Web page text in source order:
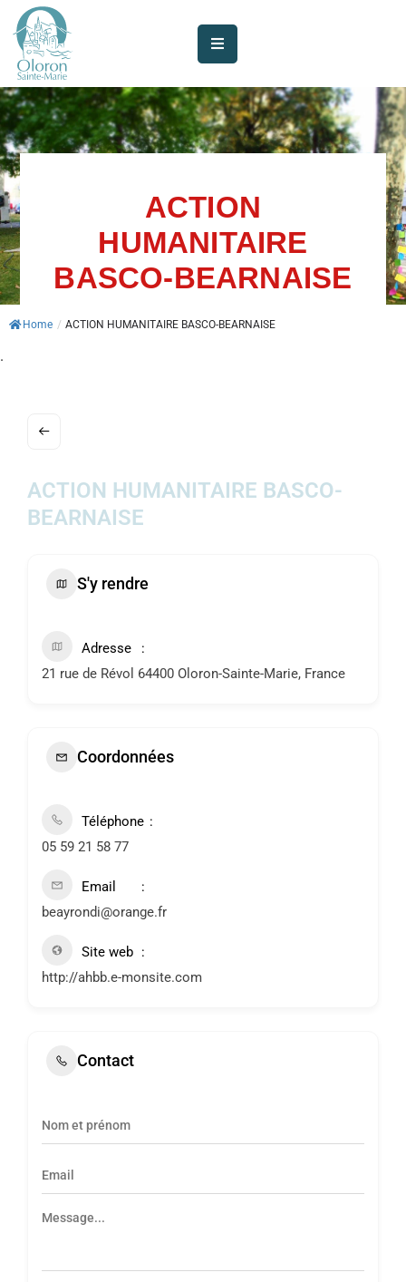
AUJOURD’HUI
À
OLORON
JE
SUIS
MES
SERVICES
VIE
MUNICIPALE
ACTUALITÉS
MES
PAYER
ACTION
HUMANITAIRE
BASCO-BEARNAISE
Home / ACTION HUMANITAIRE BASCO-BEARNAISE
.
ACTION HUMANITAIRE BASCO-
BEARNAISE
S'y rendre
Adresse
21 rue de Révol 64400 Oloron-Sainte-Marie, France
Coordonnées
Téléphone
05 59 21 58 77
Email
beayrondi@orange.fr
Site web
http://ahbb.e-monsite.com
Contact